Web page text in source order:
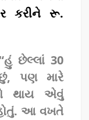
કરીને રૂ.
છેલ્લાં 30
પણ મારે
થાય એવું
આ વખતે